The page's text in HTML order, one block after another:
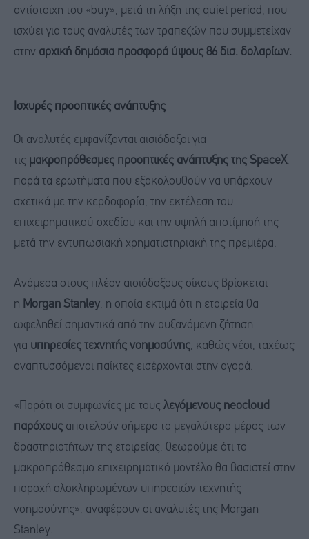
αντίστοιχη του «buy», μετά τη λήξη της quiet period, που
ισχύει για τους αναλυτές των τραπεζών που συμμετείχαν
στην αρχική δημόσια προσφορά ύψους 86 δισ. δολαρίων.
Ισχυρές προοπτικές ανάπτυξης
Οι αναλυτές εμφανίζονται αισιόδοξοι για
τις μακροπρόθεσμες προοπτικές ανάπτυξης της SpaceX,
παρά τα ερωτήματα που εξακολουθούν να υπάρχουν
σχετικά με την κερδοφορία, την εκτέλεση του
επιχειρηματικού σχεδίου και την υψηλή αποτίμησή της
μετά την εντυπωσιακή χρηματιστηριακή της πρεμιέρα.
Ανάμεσα στους πλέον αισιόδοξους οίκους βρίσκεται
η Morgan Stanley, η οποία εκτιμά ότι η εταιρεία θα
ωφεληθεί σημαντικά από την αυξανόμενη ζήτηση
για υπηρεσίες τεχνητής νοημοσύνης, καθώς νέοι, ταχέως
αναπτυσσόμενοι παίκτες εισέρχονται στην αγορά.
«Παρότι οι συμφωνίες με τους λεγόμενους neocloud
παρόχους αποτελούν σήμερα το μεγαλύτερο μέρος των
δραστηριοτήτων της εταιρείας, θεωρούμε ότι το
μακροπρόθεσμο επιχειρηματικό μοντέλο θα βασιστεί στην
παροχή ολοκληρωμένων υπηρεσιών τεχνητής
νοημοσύνης», αναφέρουν οι αναλυτές της Morgan
Stanley.